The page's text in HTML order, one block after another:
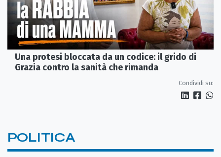
Una protesi bloccata da un codice: il grido di
Grazia contro la sanità che rimanda
Condividi su:
POLITICA